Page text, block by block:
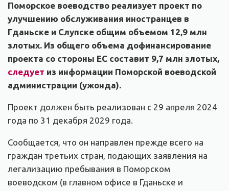
Поморское воеводство реализует проект по
улучшению обслуживания иностранцев в
Гданьске и Слупске общим объемом 12,9 млн
злотых. Из общего объема дофинансирование
проекта со стороны ЕС составит 9,7 млн злотых,
следует из информации Поморской воеводской
администрации (ужонда).
Проект должен быть реализован с 29 апреля 2024
года по 31 декабря 2029 года.
Сообщается, что он направлен прежде всего на
граждан третьих стран, подающих заявления на
легализацию пребывания в Поморском
воеводском (в главном офисе в Гданьске и